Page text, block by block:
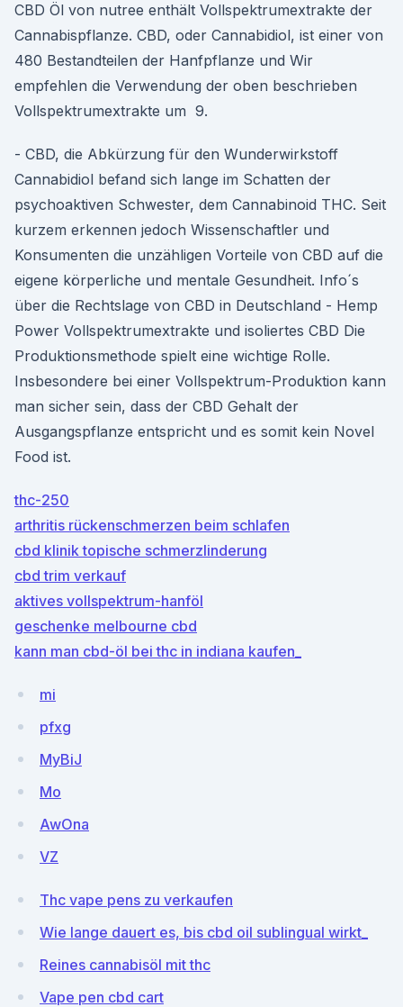
CBD Öl von nutree enthält Vollspektrumextrakte der
Cannabispflanze. CBD, oder Cannabidiol, ist einer von
480 Bestandteilen der Hanfpflanze und Wir
empfehlen die Verwendung der oben beschrieben
Vollspektrumextrakte um 9.
- CBD, die Abkürzung für den Wunderwirkstoff
Cannabidiol befand sich lange im Schatten der
psychoaktiven Schwester, dem Cannabinoid THC. Seit
kurzem erkennen jedoch Wissenschaftler und
Konsumenten die unzähligen Vorteile von CBD auf die
eigene körperliche und mentale Gesundheit. Info´s
über die Rechtslage von CBD in Deutschland - Hemp
Power Vollspektrumextrakte und isoliertes CBD Die
Produktionsmethode spielt eine wichtige Rolle.
Insbesondere bei einer Vollspektrum-Produktion kann
man sicher sein, dass der CBD Gehalt der
Ausgangspflanze entspricht und es somit kein Novel
Food ist.
thc-250
arthritis rückenschmerzen beim schlafen
cbd klinik topische schmerzlinderung
cbd trim verkauf
aktives vollspektrum-hanföl
geschenke melbourne cbd
kann man cbd-öl bei thc in indiana kaufen_
mi
pfxg
MyBiJ
Mo
AwOna
VZ
Thc vape pens zu verkaufen
Wie lange dauert es, bis cbd oil sublingual wirkt_
Reines cannabisöl mit thc
Vape pen cbd cart